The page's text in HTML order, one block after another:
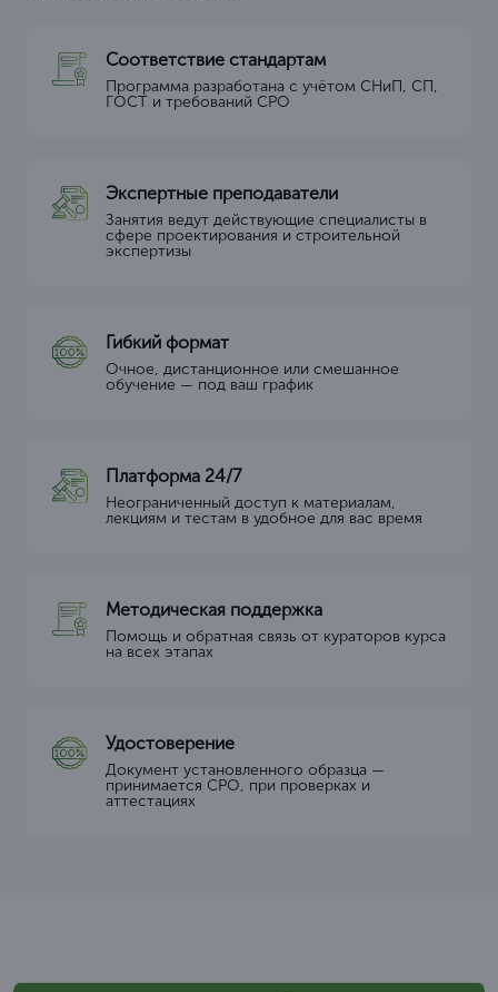
Соответствие стандартам
Программа разработана с учётом СНиП, СП,
ГОСТ и требований СРО
Экспертные преподаватели
Занятия ведут действующие специалисты в
сфере проектирования и строительной
экспертизы
Гибкий формат
Очное, дистанционное или смешанное
обучение — под ваш график
Платформа 24/7
Неограниченный доступ к материалам,
лекциям и тестам в удобное для вас время
Методическая поддержка
Помощь и обратная связь от кураторов курса
на всех этапах
Удостоверение
Документ установленного образца —
принимается СРО, при проверках и
аттестациях